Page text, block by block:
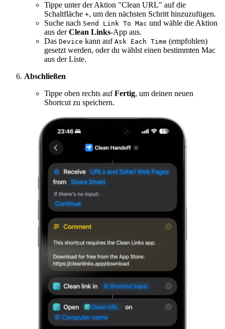
Tippe unter der Aktion "Clean URL" auf die
Schaltfläche +, um den nächsten Schritt hinzuzufügen.
Suche nach Send Link To Mac und wähle die Aktion
aus derClean Links-App aus.
Das Device kann auf Ask Each Time (empfohlen)
gesetzt werden, oder du wählst einen bestimmten Mac
aus der Liste.
Abschließen
Tippe oben rechts aufFertig, um deinen neuen
Shortcut zu speichern.